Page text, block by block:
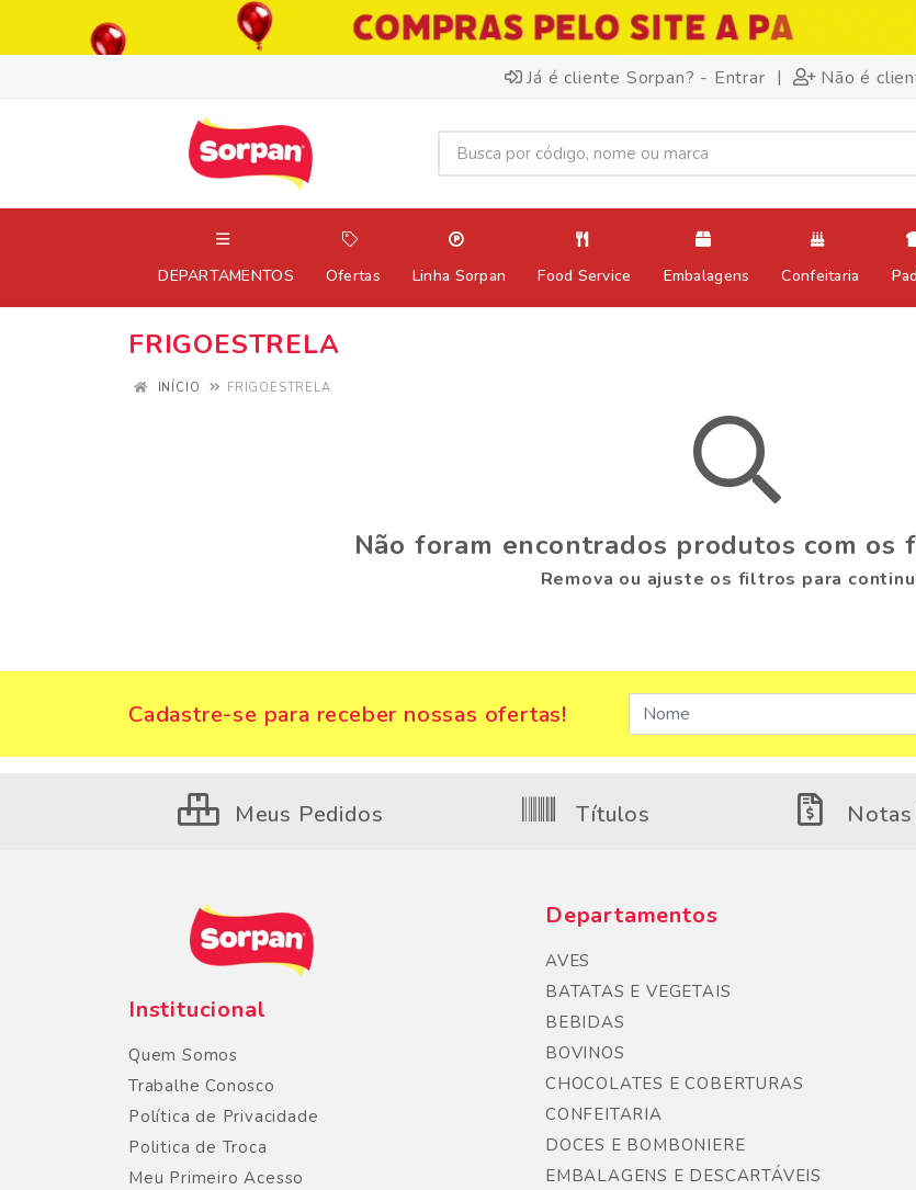
Já é cliente Sorpan? - Entrar | Não é
DEPARTAMENTOS Ofertas Linha Sorpan Food Service Embalagens Confeitaria
FRIGOESTRELA
INÍCIO FRIGOESTRELA
Não foram encontrados produtos com os
Remova ou ajuste os filtros para
Cadastre-se para receber nossas ofertas!
Meus Pedidos Títulos Notas
Institucional
Quem Somos
Trabalhe Conosco
Política de Privacidade
Politica de Troca
Meu Primeiro Acesso
Departamentos
AVES
BATATAS E VEGETAIS
BEBIDAS
BOVINOS
CHOCOLATES E COBERTURAS
CONFEITARIA
DOCES E BOMBONIERE
EMBALAGENS E DESCARTÁVEIS